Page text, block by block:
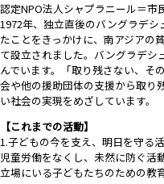
認定NPO法人シャプラニール＝市
1972年、独立直後のバングラデ
たことをきっかけに、南アジアの
て設立されました。バングラデシ
んでいます。「取り残さない、そ
会や他の援助団体の支援から取り
い社会の実現をめざしています。
【これまでの活動】
1.子どもの今を支え、明日を守る
児童労働をなくし、未然に防ぐ活
立場にいる子どもたちのための教